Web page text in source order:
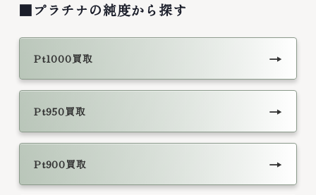
■プラチナの純度から探す
Pt1000買取 →
Pt950買取 →
Pt900買取 →